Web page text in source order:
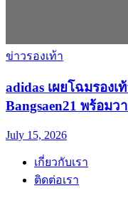
ข่าวรองเท้า
adidas เผยโฉมรอง
Bangsaen21 พร้อมว
July 15, 2026
เกี่ยวกับเรา
ติดต่อเรา